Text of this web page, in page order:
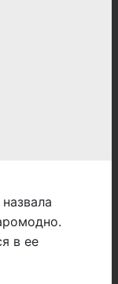
в ее